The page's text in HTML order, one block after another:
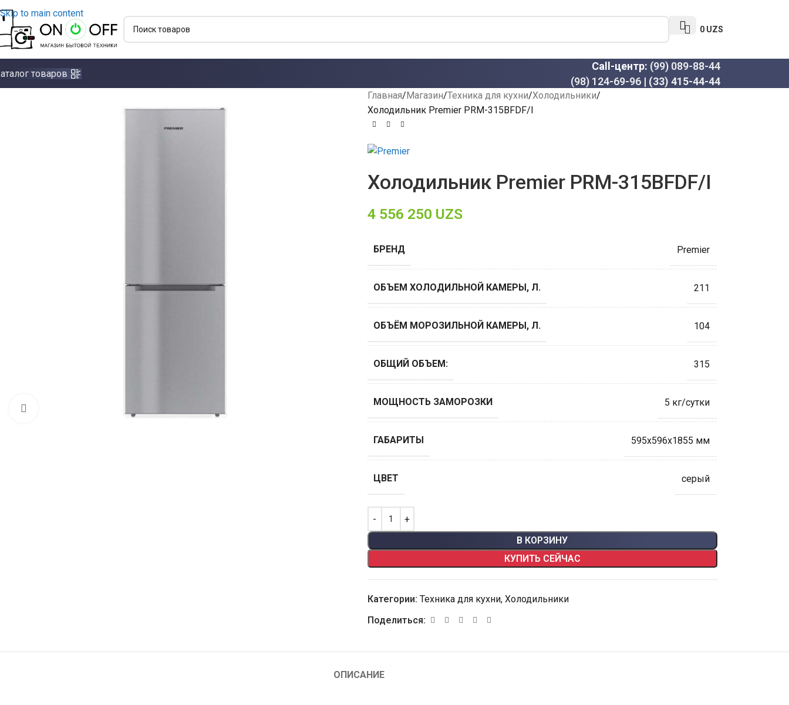
Skip to main content
0 UZS
товаров
Call-центр: (99) 089-88-44
(98) 124-69-96 | (33) 415-44-44
Главная Магазин Техника для кухни Холодильники
Холодильник Premier PRM-315BFDF/I
Холодильник Premier PRM-315BFDF/I
4 556 250 UZS
БРЕНД Premier
ОБЪЕМ ХОЛОДИЛЬНОЙ КАМЕРЫ, Л. 211
ОБЪЁМ МОРОЗИЛЬНОЙ КАМЕРЫ, Л. 104
ОБЩИЙ ОБЪЕМ: 315
МОЩНОСТЬ ЗАМОРОЗКИ 5 кг/сутки
ГАБАРИТЫ 595x596x1855 мм
ЦВЕТ серый
В КОРЗИНУ
КУПИТЬ СЕЙЧАС
Категории: Техника для кухни, Холодильники
Поделиться:
ОПИСАНИЕ